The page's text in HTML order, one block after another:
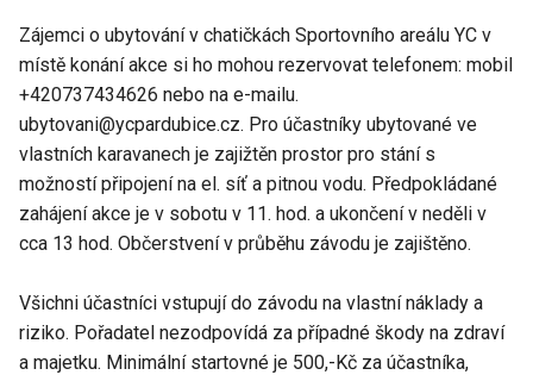
Zájemci o ubytování v chatičkách Sportovního areálu YC v
místě konání akce si ho mohou rezervovat telefonem: mobil
+420737434626 nebo na e-mailu.
ubytovani@ycpardubice.cz. Pro účastníky ubytované ve
vlastních karavanech je zajižtěn prostor pro stání s
možností připojení na el. síť a pitnou vodu. Předpokládané
zahájení akce je v sobotu v 11. hod. a ukončení v neděli v
cca 13 hod. Občerstvení v průběhu závodu je zajištěno.
Všichni účastníci vstupují do závodu na vlastní náklady a
riziko. Pořadatel nezodpovídá za případné škody na zdraví
a majetku. Minimální startovné je 500,-Kč za účastníka,